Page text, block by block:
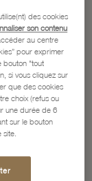
des cookies
son contenu
au centre
pour exprimer
bouton "tout
si vous cliquez sur
que des cookies
choix (refus ou
une durée de 6
sur le bouton